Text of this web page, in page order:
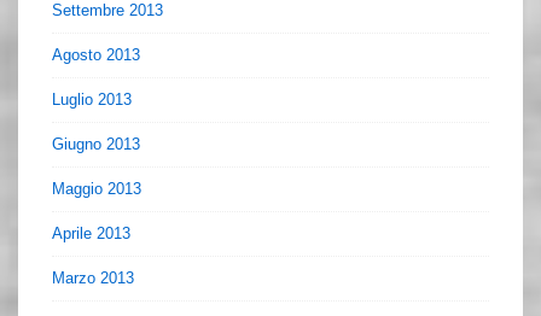
Settembre 2013
Agosto 2013
Luglio 2013
Giugno 2013
Maggio 2013
Aprile 2013
Marzo 2013